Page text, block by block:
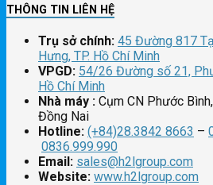
THÔNG TIN LIÊN HỆ
Trụ sở chính: 45 Đường 817 Tạ
Hưng, TP. Hồ Chí Minh
VPGD: 54/26 Đường số 21,
Hồ Chí Minh
Nhà máy : Cụm CN Phước
Đồng Nai
Hotline: (+84)28.3842 8663 –
0836.999.990
Email: sales@h2lgroup.com
Website: www.h2lgroup.com